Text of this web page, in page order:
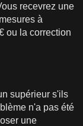
recevrez une
à
ou la correction
supérieur s'ils
n'a pas été
une